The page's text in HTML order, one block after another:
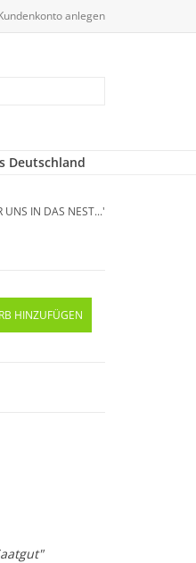
anlegen
Deutschland
UNS IN DAS NEST...'
HINZUFÜGEN